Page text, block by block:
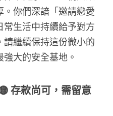
你們深諳「邀請戀愛
常生活中持續給予對方
請繼續保持這份微小的
大的安全基地。
存款尚可，需留意